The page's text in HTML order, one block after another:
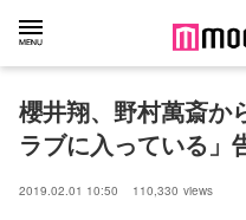
櫻井翔、野村萬斎か
ラブに入っている」
2019.02.01 10:50 110,330 views